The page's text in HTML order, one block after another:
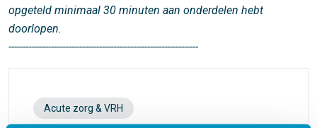
opgeteld minimaal 30 minuten aan onderdelen hebt
doorlopen.
-------------------------------------------------------------------
Acute zorg & VRH